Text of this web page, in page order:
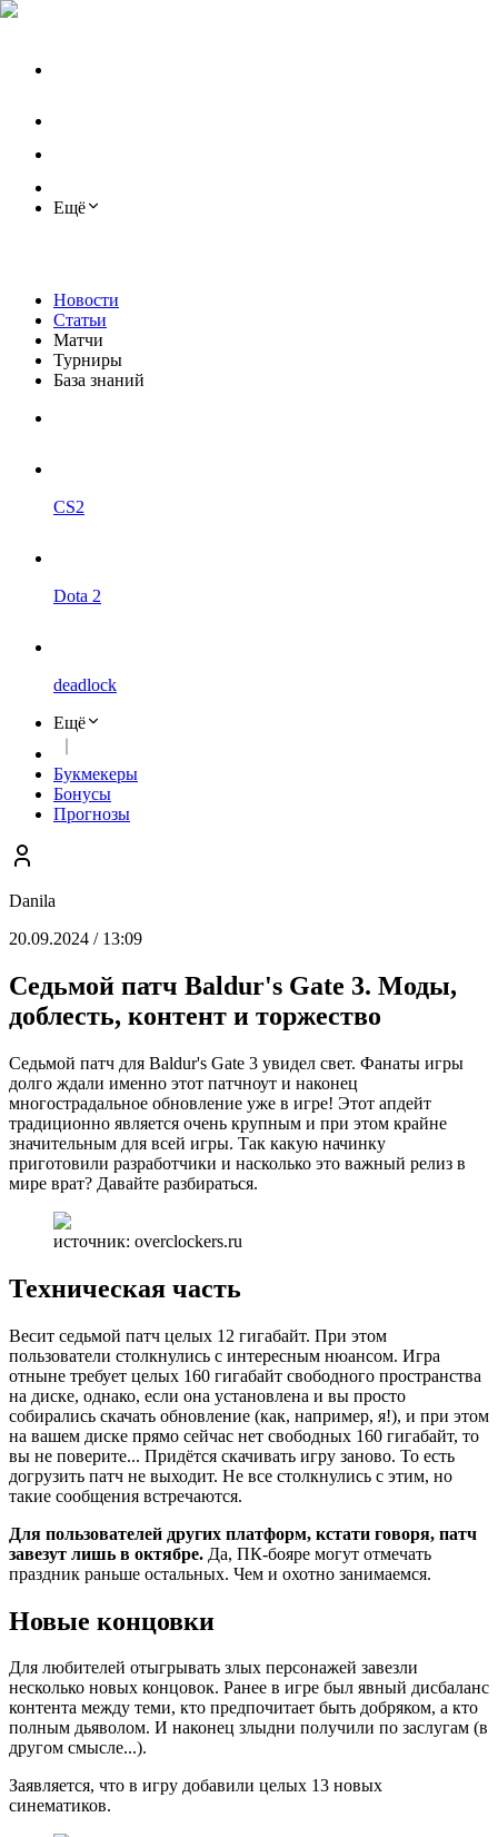
Ещё
Новости
Статьи
Матчи
Турниры
База знаний
CS2
Dota 2
deadlock
Ещё
Букмекеры
Бонусы
Прогнозы
Danila
20.09.2024 / 13:09
Седьмой патч Baldur's Gate 3. Моды,
доблесть, контент и торжество
Седьмой патч для Baldur's Gate 3 увидел свет. Фанаты игры
долго ждали именно этот патчноут и наконец
многострадальное обновление уже в игре! Этот апдейт
традиционно является очень крупным и при этом крайне
значительным для всей игры. Так какую начинку
приготовили разработчики и насколько это важный релиз в
мире врат? Давайте разбираться.
источник: overclockers.ru
Техническая часть
Весит седьмой патч целых 12 гигабайт. При этом
пользователи столкнулись с интересным нюансом. Игра
отныне требует целых 160 гигабайт свободного пространства
на диске, однако, если она установлена и вы просто
собирались скачать обновление (как, например, я!), и при этом
на вашем диске прямо сейчас нет свободных 160 гигабайт, то
вы не поверите... Придётся скачивать игру заново. То есть
догрузить патч не выходит. Не все столкнулись с этим, но
такие сообщения встречаются.
Для пользователей других платформ, кстати говоря, патч
завезут лишь в октябре. Да, ПК-бояре могут отмечать
праздник раньше остальных. Чем и охотно занимаемся.
Новые концовки
Для любителей отыгрывать злых персонажей завезли
несколько новых концовок. Ранее в игре был явный дисбаланс
контента между теми, кто предпочитает быть добряком, а кто
полным дьяволом. И наконец злыдни получили по заслугам (в
другом смысле...).
Заявляется, что в игру добавили целых 13 новых
синематиков.